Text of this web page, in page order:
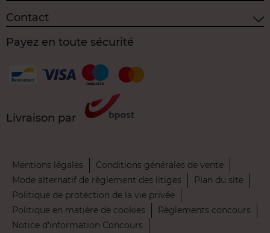
Contact
Payez en toute sécurité
Livraison par
Mentions légales
Conditions générales de vente
Mode alternatif de règlement des litiges
Plan du site
Politique de protection de la vie privée
Politique en matière de cookies
Règlements concours
Notice d’information Concours